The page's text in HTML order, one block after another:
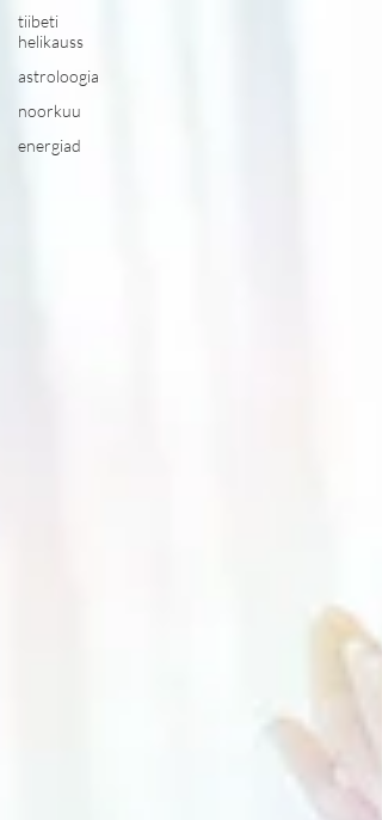
tiibeti
helikauss
astroloogia
noorkuu
energiad